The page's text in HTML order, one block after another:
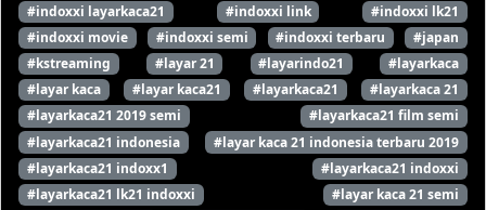
#indoxxi layarkaca21
#indoxxi link
#indoxxi lk21
#indoxxi movie
#indoxxi semi #indoxxi terbaru
#japan
#kstreaming
#layar 21 #layarindo21
#layarkaca
#layar kaca
#layar kaca21 #layarkaca21
#layarkaca 21
#layarkaca21 2019 semi
#layarkaca21 film semi
#layarkaca21 indonesia
#layar kaca 21 indonesia terbaru 2019
#layarkaca21 indoxx1
#layarkaca21 indoxxi
#layarkaca21 lk21 indoxxi
#layar kaca 21 semi